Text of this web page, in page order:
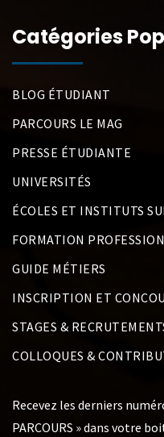
Catégories
BLOG ÉTUDIANT
PARCOURS LE MAG
PRESSE ÉTUDIANTE
UNIVERSITÉS
ÉCOLES ET INSTITUTS
FORMATION
GUIDE MÉTIERS
INSCRIPTION ET
STAGES &
COLLOQUES &
Recevez les derniers
PARCOURS » dans votre